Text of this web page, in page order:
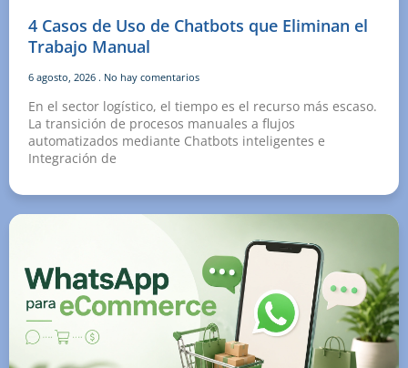
4 Casos de Uso de Chatbots que Eliminan el
Trabajo Manual
6 agosto, 2026 No hay comentarios
En el sector logístico, el tiempo es el recurso más escaso.
La transición de procesos manuales a flujos
automatizados mediante Chatbots inteligentes e
Integración de